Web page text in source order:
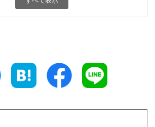
800円 三重県